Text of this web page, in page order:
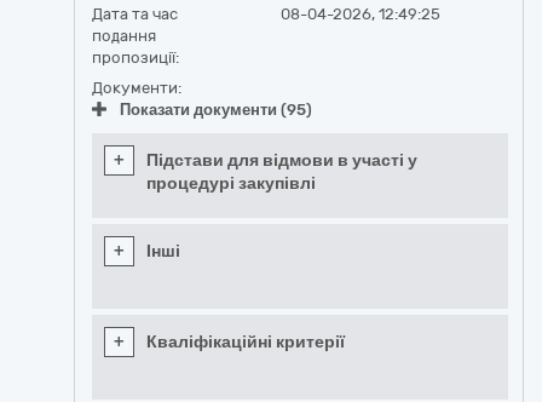
Дата та час
подання
пропозиції:
08-04-2026, 12:49:25
Документи:
Показати документи (95)
+
Підстави для відмови в участі у
процедурі закупівлі
+ Інші
+ Кваліфікаційні критерії